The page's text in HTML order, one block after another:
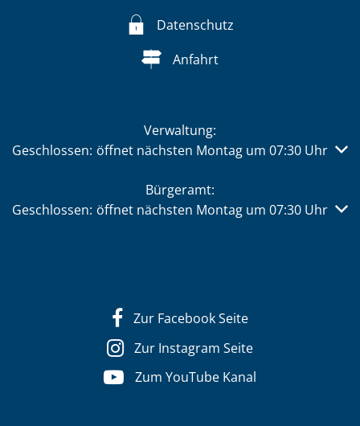
Datenschutz
Anfahrt
Verwaltung:
Klicken, um weitere Öffnungs- oder Schließzeiten
Geschlossen: öffnet nächsten Montag um 07:30 Uhr
Bürgeramt:
Klicken, um weitere Öffnungs- oder Schließzeiten
Geschlossen: öffnet nächsten Montag um 07:30 Uhr
Zur Facebook Seite
Zur Instagram Seite
Zum YouTube Kanal